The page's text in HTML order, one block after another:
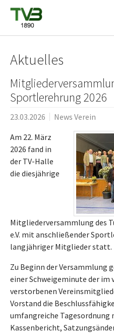
Aktuelles
Sportlerehrung 2026
23.03.2026
News Verein
Am 22. März
2026 fand in
der TV-Halle
die diesjährige
Mitgliederversammlung des
e.V. mit anschließender
langjähriger Mitglieder statt.
Zu Beginn der Versammlung
einer Schweigeminute der im
verstorbenen
Vorstand die
umfangreiche
Kassenbericht,